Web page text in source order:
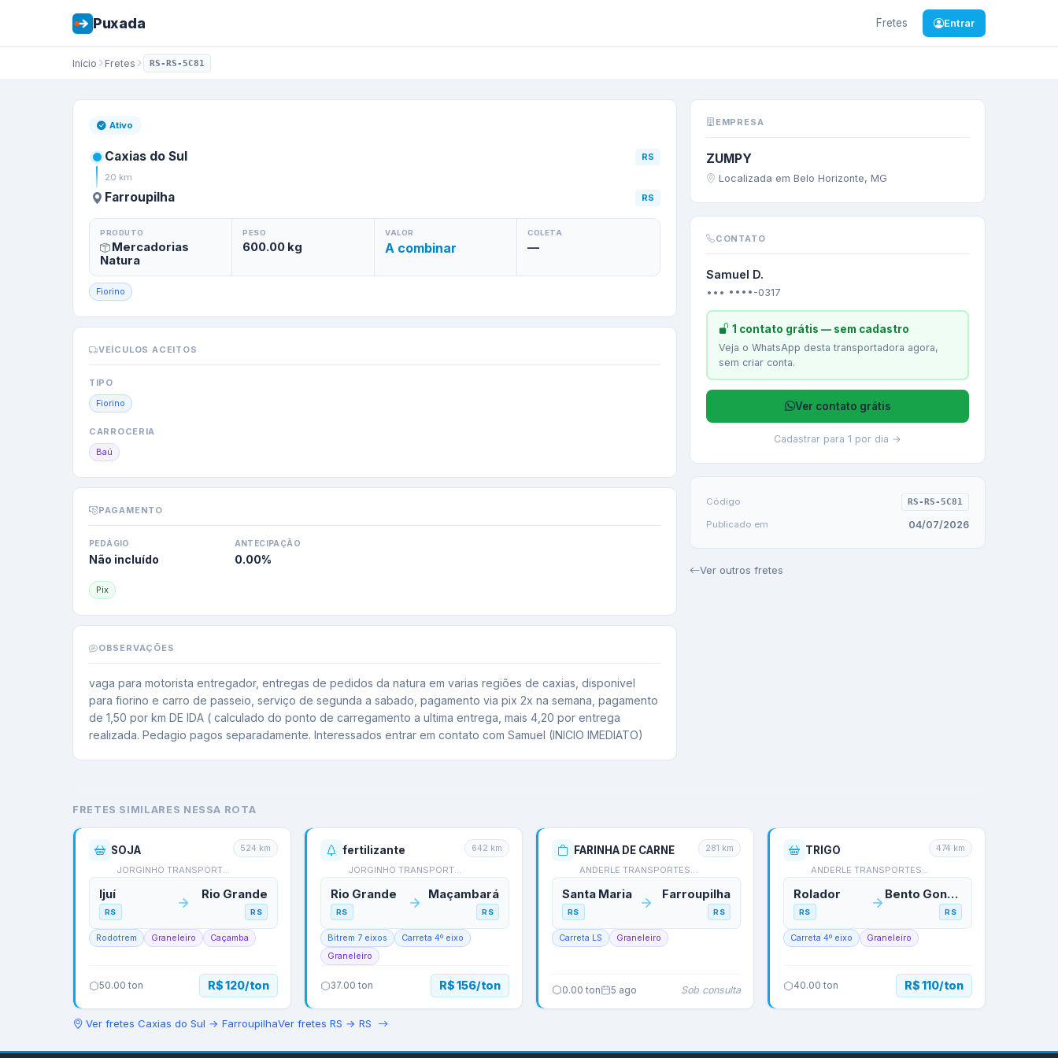
Puxada Fretes Entrar
Início Fretes RS-RS-5C81
Frete de Farroupilha/RS—Mercadorias
Ativo
Caxias do Sul
RS
20 km
Farroupilha RS
PRODUTO
Mercadorias
Natura
PESO
600.00 kg
VALOR
A combinar
COLETA
—
Fiorino
VEÍCULOS ACEITOS
TIPO
Fiorino
CARROCERIA
Baú
PAGAMENTO
PEDÁGIO
Não incluído
ANTECIPAÇÃO
0.00%
Pix
OBSERVAÇÕES
vaga para motorista entregador, entregas de pedidos da natura em varias regiões de caxias, disponivel
para fiorino e carro de passeio, serviço de segunda a sabado, pagamento via pix 2x na semana, pagamento
de 1,50 por km DE IDA ( calculado do ponto de carregamento a ultima entrega, mais 4,20 por entrega
realizada. Pedagio pagos separadamente. Interessados entrar em contato com Samuel (INICIO IMEDIATO)
EMPRESA
ZUMPY
Localizada em Belo Horizonte, MG
CONTATO
Samuel D.
••• ••••-0317
1 contato grátis — sem cadastro
Veja o WhatsApp desta transportadora agora,
sem criar conta.
Ver contato grátis
Cadastrar para 1 por dia →
Código RS-RS-5C81
Publicado em 04/07/2026
Ver outros fretes
FRETES SIMILARES NESSA ROTA
SOJA
JORGINHO TRANSPORTES -…
524 km
Ijuí
RS
Rio Grande
RS
Rodotrem Graneleiro Caçamba
50.00 ton R$ 120/ton
fertilizante
JORGINHO TRANSPORTES…
642 km
Rio Grande
RS
Maçambará
RS
Bitrem 7 eixos
Carreta 4º eixo
Graneleiro
37.00 ton R$ 156/ton
FARINHA DE CARNE
ANDERLE TRANSPORTES -…
281 km
Santa Maria
RS
Farroupilha
RS
Carreta LS Graneleiro
0.00 ton 5 ago Sob consulta
TRIGO
ANDERLE TRANSPORTES -…
474 km
Rolador
RS
Bento Gonçalves
RS
Carreta 4º eixo Graneleiro
40.00 ton R$ 110/ton
Ver fretes Caxias do Sul → FarroupilhaVer fretes RS → RS